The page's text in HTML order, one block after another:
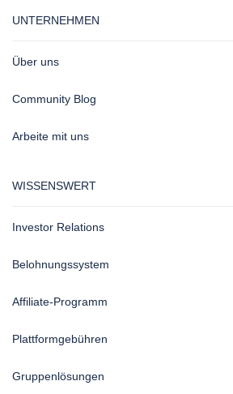
UNTERNEHMEN
Über uns
Community Blog
Arbeite mit uns
WISSENSWERT
Investor Relations
Belohnungssystem
Affiliate-Programm
Plattformgebühren
Gruppenlösungen